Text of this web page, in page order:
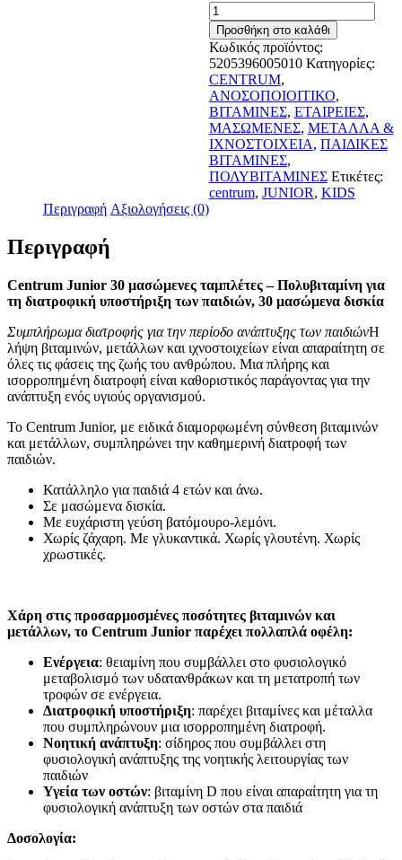
Centrum
Junior
30
μασώμενες
ταμπλέτες
ποσότητα
Προσθήκη στο καλάθι
Κωδικός προϊόντος:
5205396005010 Κατηγορίες:
CENTRUM,
ΑΝΟΣΟΠΟΙΟΙΤΙΚΟ,
ΒΙΤΑΜΙΝΕΣ, ΕΤΑΙΡΕΙΕΣ,
ΜΑΣΩΜΕΝΕΣ, ΜΕΤΑΛΛΑ &
ΙΧΝΟΣΤΟΙΧΕΙΑ, ΠΑΙΔΙΚΕΣ
ΒΙΤΑΜΙΝΕΣ,
ΠΟΛΥΒΙΤΑΜΙΝΕΣ Ετικέτες:
centrum, JUNIOR, KIDS
Περιγραφή Αξιολογήσεις (0)
Περιγραφή
Centrum Junior 30 μασώμενες ταμπλέτες –Πολυβιταμίνη για
τη διατροφική υποστήριξη των παιδιών, 30 μασώμενα δισκία
Συμπλήρωμα διατροφής για την περίοδο ανάπτυξης των παιδιώνΗ
λήψη βιταμινών, μετάλλων και ιχνοστοιχείων είναι απαραίτητη σε
όλες τις φάσεις της ζωής του ανθρώπου. Μια πλήρης και
ισορροπημένη διατροφή είναι καθοριστικός παράγοντας για την
ανάπτυξη ενός υγιούς οργανισμού.
Το Centrum Junior, με ειδικά διαμορφωμένη σύνθεση βιταμινών
και μετάλλων, συμπληρώνει την καθημερινή διατροφή των
παιδιών.
Κατάλληλο για παιδιά 4 ετών και άνω.
Σε μασώμενα δισκία.
Με ευχάριστη γεύση βατόμουρο-λεμόνι.
Χωρίς ζάχαρη. Με γλυκαντικά. Χωρίς γλουτένη. Χωρίς
χρωστικές.
Χάρη στις προσαρμοσμένες ποσότητες βιταμινών και
μετάλλων, το Centrum Junior παρέχει πολλαπλά οφέλη:
Ενέργεια: θειαμίνη που συμβάλλει στο φυσιολογικό
μεταβολισμό των υδατανθράκων και τη μετατροπή των
τροφών σε ενέργεια.
Διατροφική υποστήριξη: παρέχει βιταμίνες και μέταλλα
που συμπληρώνουν μια ισορροπημένη διατροφή.
Νοητική ανάπτυξη: σίδηρος που συμβάλλει στη
φυσιολογική ανάπτυξης της νοητικής λειτουργίας των
παιδιών
Υγεία των οστών: βιταμίνη D που είναι απαραίτητη για τη
φυσιολογική ανάπτυξη των οστών στα παιδιά
Δοσολογία: